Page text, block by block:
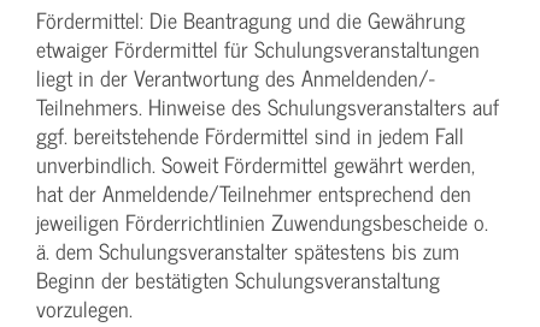
Fördermittel: Die Beantragung und die Gewährung
etwaiger Fördermittel für Schulungs­veranstaltungen
liegt in der Verantwortung des Anmeldenden/­
Teilnehmers. Hinweise des Schulungs­veranstalters auf
ggf. bereitstehende Fördermittel sind in jedem Fall
unverbindlich. Soweit Fördermittel gewährt werden,
hat der Anmeldende/­Teilnehmer entsprechend den
jeweiligen Förderrichtlinien Zuwendungs­bescheide o.
ä. dem Schulungs­veranstalter spätestens bis zum
Beginn der bestätigten Schulungs­veranstaltung
vorzulegen.